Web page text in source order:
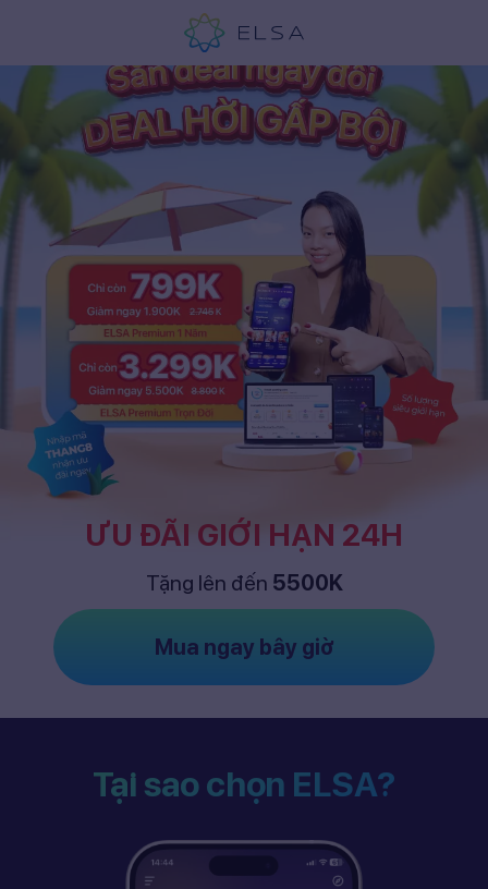
ƯU ĐÃI GIỚI HẠN 24H
Tặng lên đến 5500K
Mua ngay bây giờ
Tại sao chọn ELSA?